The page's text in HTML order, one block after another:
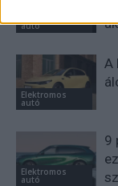
autó
Elektromos
autó
A
Elektromos
autó
9